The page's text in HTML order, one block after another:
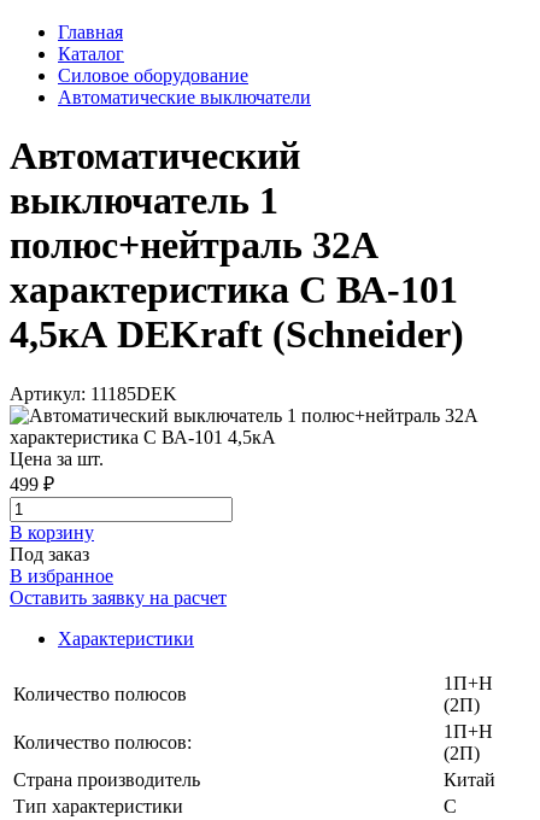
Главная
Каталог
Силовое оборудование
Автоматические выключатели
Автоматический
выключатель 1
полюс+нейтраль 32А
характеристика C ВА-101
4,5кА DEKraft (Schneider)
Артикул: 11185DEK
Цена за шт.
499 ₽
В корзинy
Под заказ
В избранное
Оставить заявку на расчет
Характеристики
Количество полюсов
1П+Н
(2П)
Количество полюсов:
1П+Н
(2П)
Страна производитель
Китай
Тип характеристики
C